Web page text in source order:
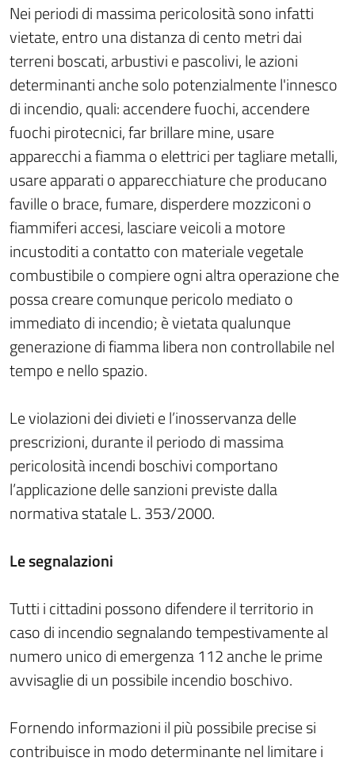
Nei periodi di massima pericolosità sono infatti
vietate, entro una distanza di cento metri dai
terreni boscati, arbustivi e pascolivi, le azioni
determinanti anche solo potenzialmente l'innesco
di incendio, quali: accendere fuochi, accendere
fuochi pirotecnici, far brillare mine, usare
apparecchi a fiamma o elettrici per tagliare metalli,
usare apparati o apparecchiature che producano
faville o brace, fumare, disperdere mozziconi o
fiammiferi accesi, lasciare veicoli a motore
incustoditi a contatto con materiale vegetale
combustibile o compiere ogni altra operazione che
possa creare comunque pericolo mediato o
immediato di incendio; è vietata qualunque
generazione di fiamma libera non controllabile nel
tempo e nello spazio.
Le violazioni dei divieti e l’inosservanza delle
prescrizioni, durante il periodo di massima
pericolosità incendi boschivi comportano
l’applicazione delle sanzioni previste dalla
normativa statale L. 353/2000.
Le segnalazioni
Tutti i cittadini possono difendere il territorio in
caso di incendio segnalando tempestivamente al
numero unico di emergenza 112 anche le prime
avvisaglie di un possibile incendio boschivo.
Fornendo informazioni il più possibile precise si
contribuisce in modo determinante nel limitare i